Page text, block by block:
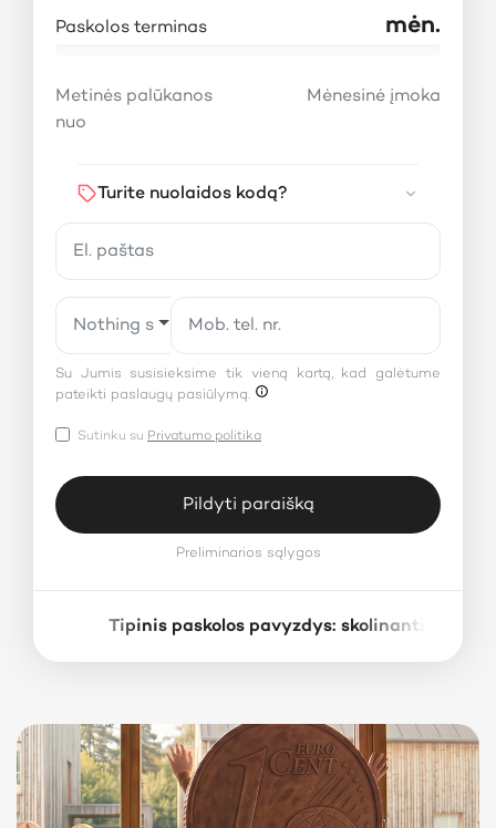
Paskolos suma:
Paskolos terminas:
Fiksuotoji metinė palūkanų norma: 10%
Paskolos terminas mėn.
Metinės palūkanos
nuo
Mėnesinė įmoka
Turite nuolaidos kodą?
Nothing selected
Su Jumis susisieksime tik vieną kartą, kad galėtume
pateikti paslaugų pasiūlymą.
Sutinku su Privatumo politika
Pildyti paraišką
Preliminarios sąlygos
Tipinis paskolos pavyzdys: skolinantis 1000